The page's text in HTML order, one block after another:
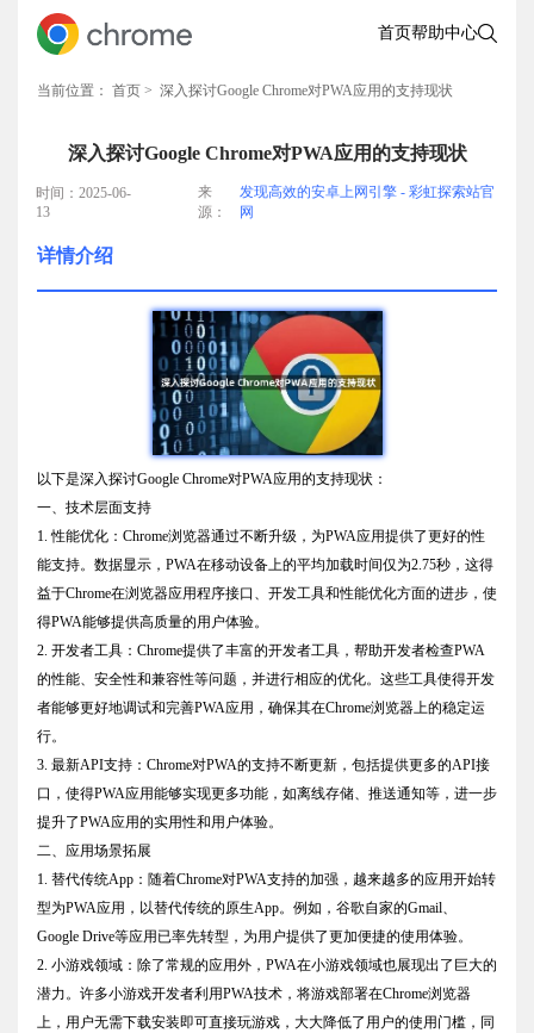
首页帮助中心
当前位置： 首页 > 深入探讨Google Chrome对PWA应用的支持现状
深入探讨Google Chrome对PWA应用的支持现状
时间：2025-06-
13
来
源：
发现高效的安卓上网引擎 - 彩虹探索站官
网
详情介绍
以下是深入探讨Google Chrome对PWA应用的支持现状：
一、技术层面支持
1. 性能优化：Chrome浏览器通过不断升级，为PWA应用提供了更好的性
能支持。数据显示，PWA在移动设备上的平均加载时间仅为2.75秒，这得
益于Chrome在浏览器应用程序接口、开发工具和性能优化方面的进步，使
得PWA能够提供高质量的用户体验。
2. 开发者工具：Chrome提供了丰富的开发者工具，帮助开发者检查PWA
的性能、安全性和兼容性等问题，并进行相应的优化。这些工具使得开发
者能够更好地调试和完善PWA应用，确保其在Chrome浏览器上的稳定运
行。
3. 最新API支持：Chrome对PWA的支持不断更新，包括提供更多的API接
口，使得PWA应用能够实现更多功能，如离线存储、推送通知等，进一步
提升了PWA应用的实用性和用户体验。
二、应用场景拓展
1. 替代传统App：随着Chrome对PWA支持的加强，越来越多的应用开始转
型为PWA应用，以替代传统的原生App。例如，谷歌自家的Gmail、
Google Drive等应用已率先转型，为用户提供了更加便捷的使用体验。
2. 小游戏领域：除了常规的应用外，PWA在小游戏领域也展现出了巨大的
潜力。许多小游戏开发者利用PWA技术，将游戏部署在Chrome浏览器
上，用户无需下载安装即可直接玩游戏，大大降低了用户的使用门槛，同